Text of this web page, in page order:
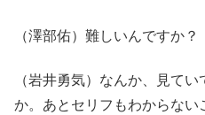
（澤部佑）難しいんですか？
（岩井勇気）なんか、見て
か。あとセリフもわからな